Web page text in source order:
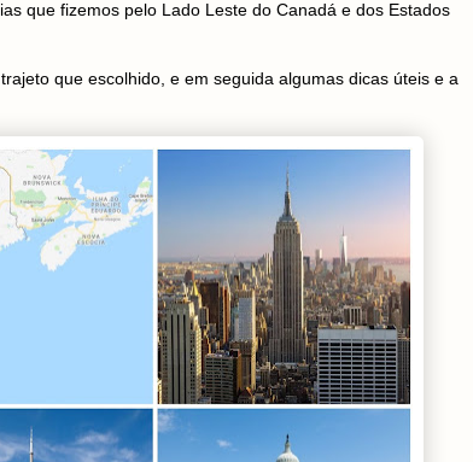
que fizemos pelo Lado Leste do Canadá e dos Estados
que escolhido, e em seguida algumas dicas úteis e a